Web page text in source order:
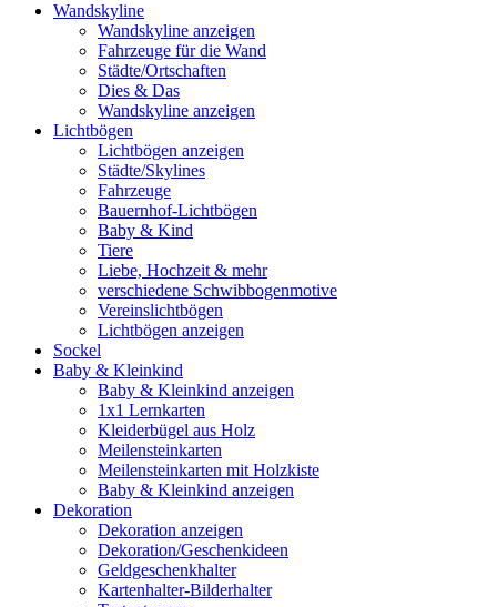
Wandskyline
Wandskyline anzeigen
Fahrzeuge für die Wand
Städte/Ortschaften
Dies & Das
Wandskyline anzeigen
Lichtbögen
Lichtbögen anzeigen
Städte/Skylines
Fahrzeuge
Bauernhof-Lichtbögen
Baby & Kind
Tiere
Liebe, Hochzeit & mehr
verschiedene Schwibbogenmotive
Vereinslichtbögen
Lichtbögen anzeigen
Sockel
Baby & Kleinkind
Baby & Kleinkind anzeigen
1x1 Lernkarten
Kleiderbügel aus Holz
Meilensteinkarten
Meilensteinkarten mit Holzkiste
Baby & Kleinkind anzeigen
Dekoration
Dekoration anzeigen
Dekoration/Geschenkideen
Geldgeschenkhalter
Kartenhalter-Bilderhalter